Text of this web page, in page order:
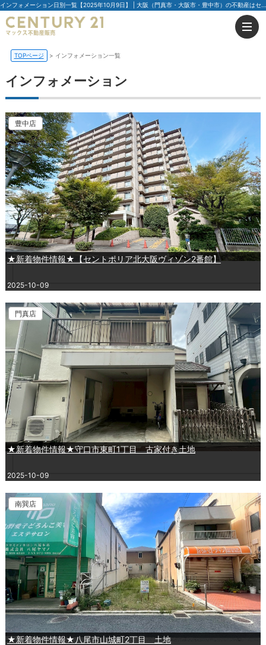
インフォメーション日別一覧【2025年10月9日】 | 大阪（門真市・大阪市・豊中市）の不動産はセンチュリー21マックス不動産販売
TOPページ インフォメーション一覧
インフォメーション
豊中店
★新着物件情報★【セントポリア北大阪ヴィゾン2番館】
2025-10-09
門真店
★新着物件情報★守口市東町1丁目 古家付き土地
2025-10-09
南巽店
★新着物件情報★八尾市山城町2丁目 土地